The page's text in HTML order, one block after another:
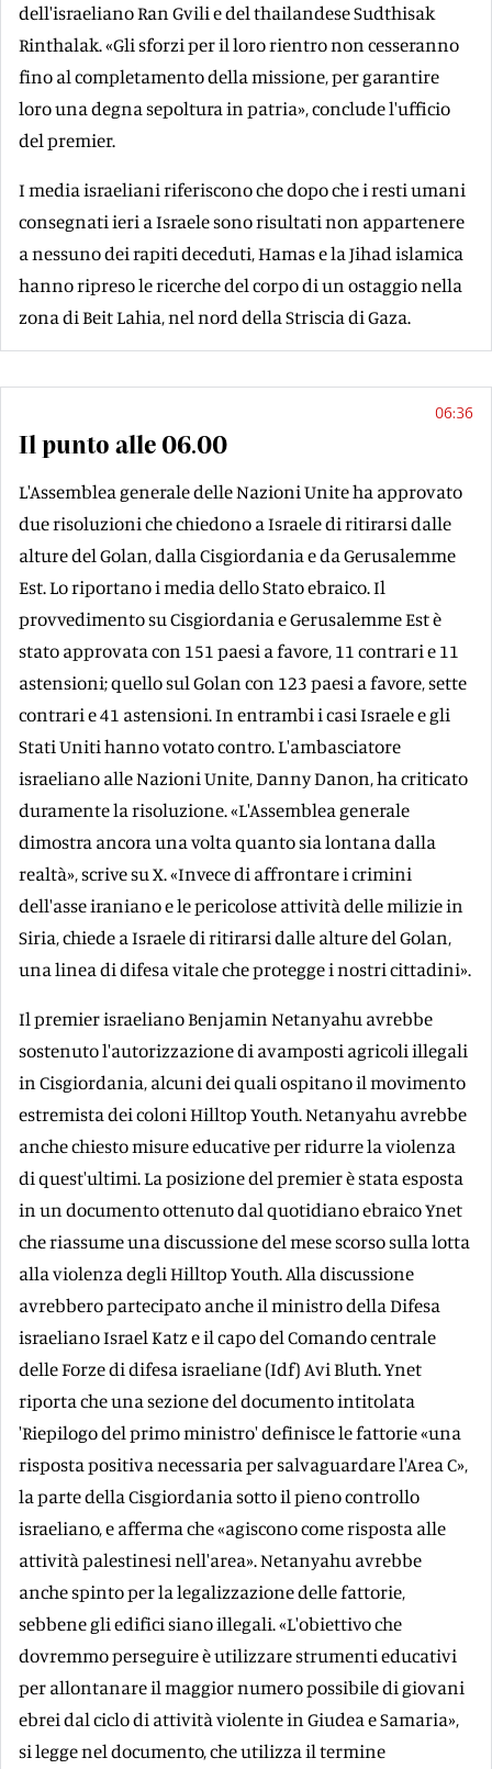
dell'israeliano Ran Gvili e del thailandese Sudthisak
Rinthalak. «Gli sforzi per il loro rientro non cesseranno
fino al completamento della missione, per garantire
loro una degna sepoltura in patria», conclude l'ufficio
del premier.
I media israeliani riferiscono che dopo che i resti umani
consegnati ieri a Israele sono risultati non appartenere
a nessuno dei rapiti deceduti, Hamas e la Jihad islamica
hanno ripreso le ricerche del corpo di un ostaggio nella
zona di Beit Lahia, nel nord della Striscia di Gaza.
06:36
Il punto alle 06.00
L'Assemblea generale delle Nazioni Unite ha approvato
due risoluzioni che chiedono a Israele di ritirarsi dalle
alture del Golan, dalla Cisgiordania e da Gerusalemme
Est. Lo riportano i media dello Stato ebraico. Il
provvedimento su Cisgiordania e Gerusalemme Est è
stato approvata con 151 paesi a favore, 11 contrari e 11
astensioni; quello sul Golan con 123 paesi a favore, sette
contrari e 41 astensioni. In entrambi i casi Israele e gli
Stati Uniti hanno votato contro. L'ambasciatore
israeliano alle Nazioni Unite, Danny Danon, ha criticato
duramente la risoluzione. «L'Assemblea generale
dimostra ancora una volta quanto sia lontana dalla
realtà», scrive su X. «Invece di affrontare i crimini
dell'asse iraniano e le pericolose attività delle milizie in
Siria, chiede a Israele di ritirarsi dalle alture del Golan,
una linea di difesa vitale che protegge i nostri cittadini».
Il premier israeliano Benjamin Netanyahu avrebbe
sostenuto l'autorizzazione di avamposti agricoli illegali
in Cisgiordania, alcuni dei quali ospitano il movimento
estremista dei coloni Hilltop Youth. Netanyahu avrebbe
anche chiesto misure educative per ridurre la violenza
di quest'ultimi. La posizione del premier è stata esposta
in un documento ottenuto dal quotidiano ebraico Ynet
che riassume una discussione del mese scorso sulla lotta
alla violenza degli Hilltop Youth. Alla discussione
avrebbero partecipato anche il ministro della Difesa
israeliano Israel Katz e il capo del Comando centrale
delle Forze di difesa israeliane (Idf) Avi Bluth. Ynet
riporta che una sezione del documento intitolata
'Riepilogo del primo ministro' definisce le fattorie «una
risposta positiva necessaria per salvaguardare l'Area C»,
la parte della Cisgiordania sotto il pieno controllo
israeliano, e afferma che «agiscono come risposta alle
attività palestinesi nell'area». Netanyahu avrebbe
anche spinto per la legalizzazione delle fattorie,
sebbene gli edifici siano illegali. «L'obiettivo che
dovremmo perseguire è utilizzare strumenti educativi
per allontanare il maggior numero possibile di giovani
ebrei dal ciclo di attività violente in Giudea e Samaria»,
si legge nel documento, che utilizza il termine